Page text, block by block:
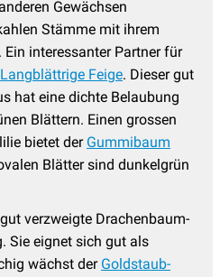
Gewächsen
Stämme mit ihrem
interessanter Partner für
Langblättrige Feige. Dieser gut
hat eine dichte Belaubung
Blättern. Einen grossen
bietet der Gummibaum
Blätter sind dunkelgrün
verzweigte Drachenbaum-
Sie eignet sich gut als
wächst der Goldstaub-